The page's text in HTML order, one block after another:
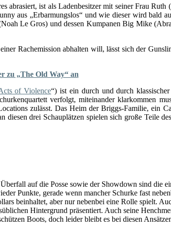
abrasiert, ist als Ladenbesitzer mit seiner Frau
aus „Erbarmungslos“ und wie dieser wird bald
Le Gros) und dessen Kumpanen Big Mike
Rachemission abhalten will, lässt sich der
zu „The Old Way“ an
of Violence“) ist ein durch und durch
verfolgt, miteinander klarkommen
zulässt. Das Heim der Briggs-Familie, ein
drei Schauplätzen spielen sich große Teile
auf die Posse sowie der Showdown sind die
Punkte, gerade wenn mancher Schurke fast
beinhaltet, aber nur nebenbei eine Rolle spielt.
Hintergrund präsentiert. Auch seine
Boots, doch leider bleibt es bei diesen